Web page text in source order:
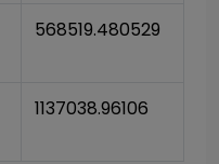
568519.480529
1137038.96106